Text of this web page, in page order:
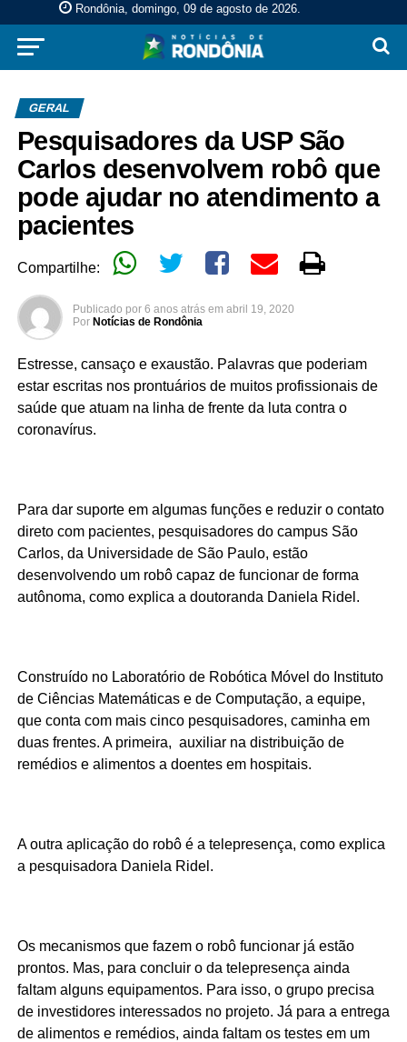
Rondônia, domingo, 09 de agosto de 2026.
GERAL
Pesquisadores da USP São
Carlos desenvolvem robô que
pode ajudar no atendimento a
pacientes
Compartilhe:
Publicado por 6 anos atrás em abril 19, 2020
Por Notícias de Rondônia
Estresse, cansaço e exaustão. Palavras que poderiam
estar escritas nos prontuários de muitos profissionais de
saúde que atuam na linha de frente da luta contra o
coronavírus.
Para dar suporte em algumas funções e reduzir o contato
direto com pacientes, pesquisadores do campus São
Carlos, da Universidade de São Paulo, estão
desenvolvendo um robô capaz de funcionar de forma
autônoma, como explica a doutoranda Daniela Ridel.
Construído no Laboratório de Robótica Móvel do Instituto
de Ciências Matemáticas e de Computação, a equipe,
que conta com mais cinco pesquisadores, caminha em
duas frentes. A primeira, auxiliar na distribuição de
remédios e alimentos a doentes em hospitais.
A outra aplicação do robô é a telepresença, como explica
a pesquisadora Daniela Ridel.
Os mecanismos que fazem o robô funcionar já estão
prontos. Mas, para concluir o da telepresença ainda
faltam alguns equipamentos. Para isso, o grupo precisa
de investidores interessados no projeto. Já para a entrega
de alimentos e remédios, ainda faltam os testes em um